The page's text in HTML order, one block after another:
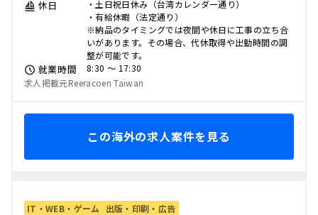
休日
・土日祝日休み（台湾カレンダー通り）
・有給休暇（法定通り）
※納品のタイミングでは夜間や休日に工事の立ち合
いがあります。その場合、代休取得や出勤時間の調
整が可能です。
就業時間
8:30 〜 17:30
求人掲載元Reeracoen Taiwan
この海外の求人案件を見る
IT・WEB・ゲーム 出版・印刷・広告